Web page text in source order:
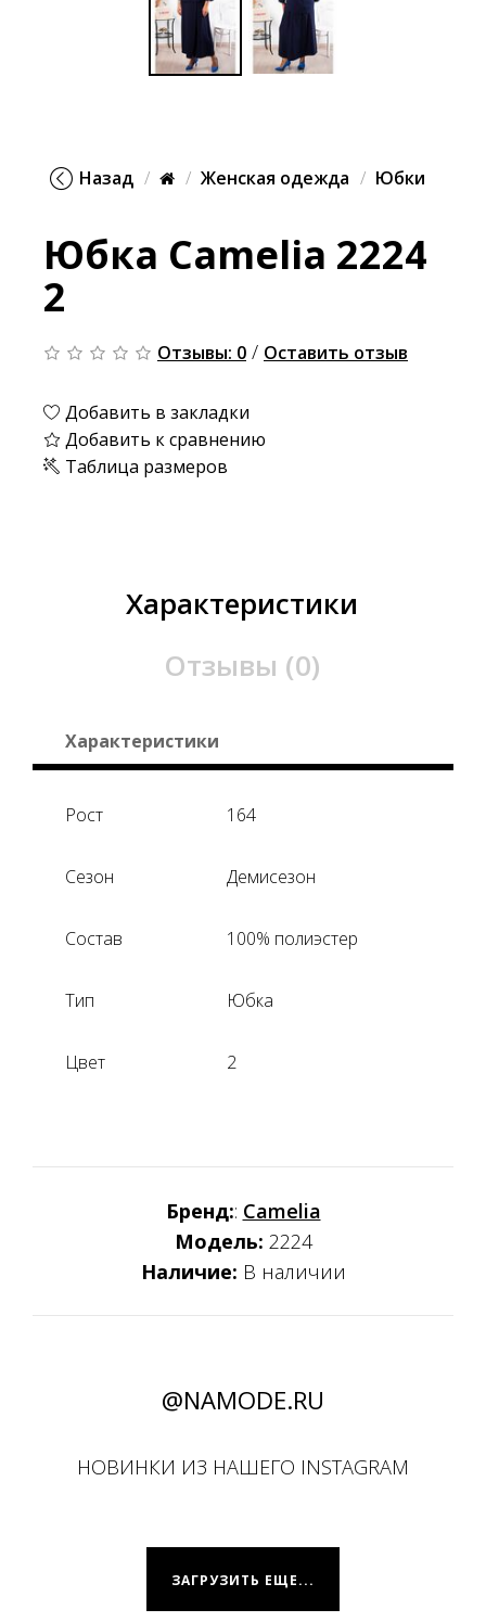
Назад Женская одежда Юбки
Юбка Camelia 2224
2
Отзывы: 0 / Оставить отзыв
Добавить в закладки
Добавить к сравнению
Таблица размеров
Характеристики
Отзывы (0)
Характеристики
Рост 164
Сезон Демисезон
Состав 100% полиэстер
Тип Юбка
Цвет 2
Бренд:: Camelia
Модель: 2224
Наличие: В наличии
@NAMODE.RU
НОВИНКИ ИЗ НАШЕГО INSTAGRAM
ЗАГРУЗИТЬ ЕЩЕ...